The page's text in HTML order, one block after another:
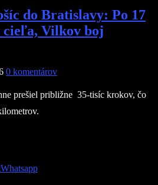
do Bratislavy: Po 17
cieľa, Vilkov boj
0 komentárov
prešiel približne 35-tisíc krokov, čo
Whatsapp